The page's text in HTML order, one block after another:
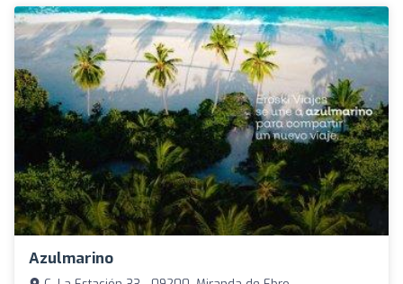
Azulmarino